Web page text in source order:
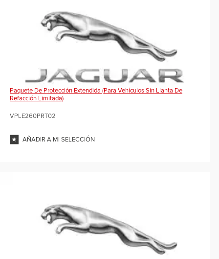
Paquete De Protección Extendida (para Vehículos Sin Llanta De
Refacción Limitada)
VPLE260PRT02
AÑADIR A MI SELECCIÓN